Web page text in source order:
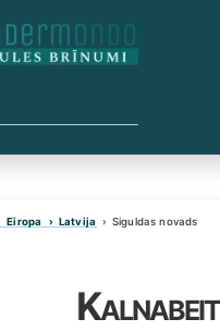
Eiropa Latvija Siguldas novads